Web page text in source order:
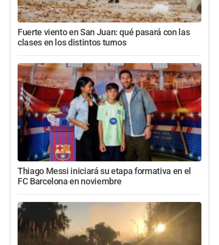
Fuerte viento en San Juan: qué pasará con las
clases en los distintos turnos
Thiago Messi iniciará su etapa formativa en el
FC Barcelona en noviembre